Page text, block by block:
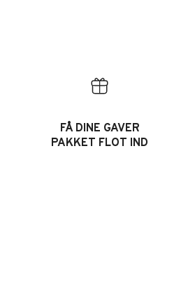
FÅ DINE GAVER
PAKKET FLOT IND